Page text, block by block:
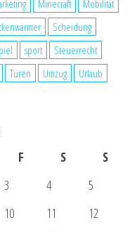
Minecraft
Mobilität
Scheidung
sport
Steuerrecht
Türen Umzug
Urlaub
F S
S
3 4
5
10 11
12